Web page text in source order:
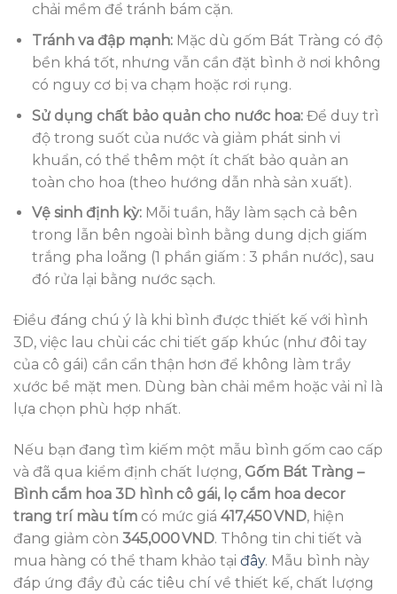
chải mềm để tránh bám cặn.
Tránh va đập mạnh:Mặc dù gốm Bát Tràng có độ
bền khá tốt, nhưng vẫn cần đặt bình ở nơi không
có nguy cơ bị va chạm hoặc rơi rụng.
Sử dụng chất bảo quản cho nước hoa:Để duy trì
độ trong suốt của nước và giảm phát sinh vi
khuẩn, có thể thêm một ít chất bảo quản an
toàn cho hoa (theo hướng dẫn nhà sản xuất).
Vệ sinh định kỳ:Mỗi tuần, hãy làm sạch cả bên
trong lẫn bên ngoài bình bằng dung dịch giấm
trắng pha loãng (1 phần giấm : 3 phần nước), sau
đó rửa lại bằng nước sạch.
Điều đáng chú ý là khi bình được thiết kế với hình
3D, việc lau chùi các chi tiết gấp khúc (như đôi tay
của cô gái) cần cẩn thận hơn để không làm trầy
xước bề mặt men. Dùng bàn chải mềm hoặc vải nỉ là
lựa chọn phù hợp nhất.
Nếu bạn đang tìm kiếm một mẫu bình gốm cao cấp
và đã qua kiểm định chất lượng, Gốm Bát Tràng –
Bình cắm hoa 3D hình cô gái, lọ cắm hoa decor
trang trí màu tím có mức giá 417,450 VND, hiện
đang giảm còn 345,000 VND. Thông tin chi tiết và
mua hàng có thể tham khảo tại đây. Mẫu bình này
đáp ứng đầy đủ các tiêu chí về thiết kế, chất lượng